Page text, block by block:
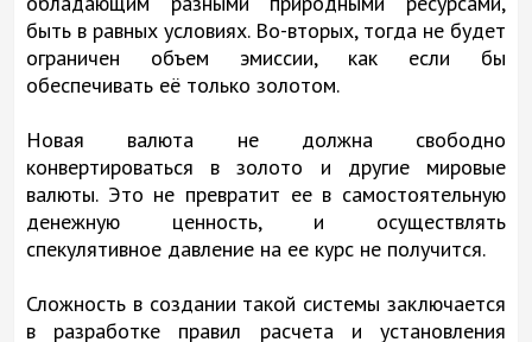
быть в равных условиях. Во-вторых, тогда не будет
ограничен объем эмиссии, как если бы
обеспечивать её только золотом.
Новая валюта не должна свободно
конвертироваться в золото и другие мировые
валюты. Это не превратит ее в самостоятельную
денежную ценность, и осуществлять
спекулятивное давление на ее курс не получится.
Сложность в создании такой системы заключается
в разработке правил расчета и установления